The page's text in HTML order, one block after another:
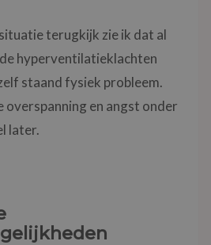
terugkijk zie ik dat al
hyperventilatieklachten
staand fysiek probleem.
overspanning en angst onder
later.